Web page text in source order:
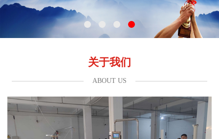
关于我们
ABOUT US